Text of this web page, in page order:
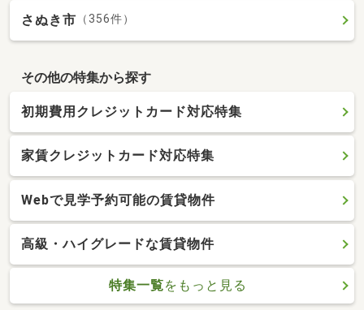
さぬき市 （356件）
その他の特集から探す
初期費用クレジットカード対応特集
家賃クレジットカード対応特集
Webで見学予約可能の賃貸物件
高級・ハイグレードな賃貸物件
特集一覧をもっと見る